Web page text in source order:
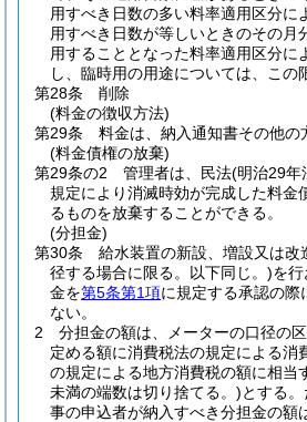
用すべき日数の多い料率適用区分に
用すべき日数が等しいときのその月
用することとなった料率適用区分に
し、臨時用の用途については、この
第28条
削除
(料金の徴収方法)
第29条
料金は、納入通知書その他の
(料金債権の放棄)
第29条の2
管理者は、民法(明治29年
規定により消滅時効が完成した料金
るものを放棄することができる。
(分担金)
第30条
給水装置の新設、増設又は改
径する場合に限る。以下同じ。)を
金を第5条第1項に規定する承認の際
ない。
2
分担金の額は、メーターの口径の区
定める額に消費税法の規定による消
の規定による地方消費税の額に相当
未満の端数は切り捨てる。)とする。
事の申込者が納入すべき分担金の額